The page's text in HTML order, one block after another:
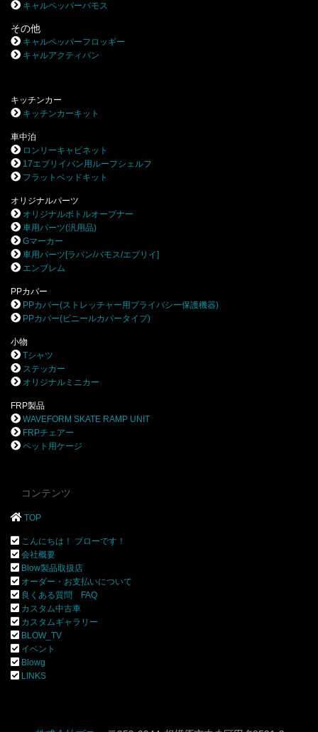
キャルペッパーバモス
その他
キャルペッパーフロッギー
キャルアクティバン
キッチンカー
キッチンカーキット
車中泊
ロンリーキャビネット
17エブリイバン用ルーフシェルフ
フラットベッドキット
オリジナルパーツ
オリジナルボトルオープナー
車用パーツ(汎用品)
Gマーカー
車用パーツ[ラパン/バモス/エブリイ]
エンブレム
PPカバー
PPカバー(ストレッチャー用プライバシー保護機器)
PPカバー(ビニールカバータイプ)
小物
Tシャツ
ステッカー
オリジナルミニカー
FRP製品
WAVEFORM SKATE RAMP UNIT
FRPチェアー
ペット用ケージ
コンテンツ
TOP
こんにちは！ ブローです！
会社概要
Blow製品取扱店
オーダー・お支払いについて
良くある質問 FAQ
カスタム中古車
カスタムギャラリー
BLOW_TV
イベント
Blowg
LINKS